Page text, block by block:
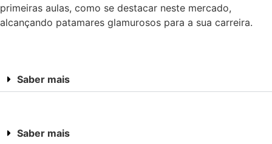
primeiras aulas, como se destacar neste mercado,
alcançando patamares glamurosos para a sua carreira.
Saber mais
Saber mais